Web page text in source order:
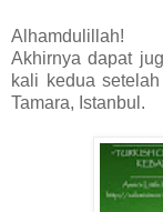
Alhamdulillah!
Akhirnya dapat
kali kedua
Tamara, Istanbul.